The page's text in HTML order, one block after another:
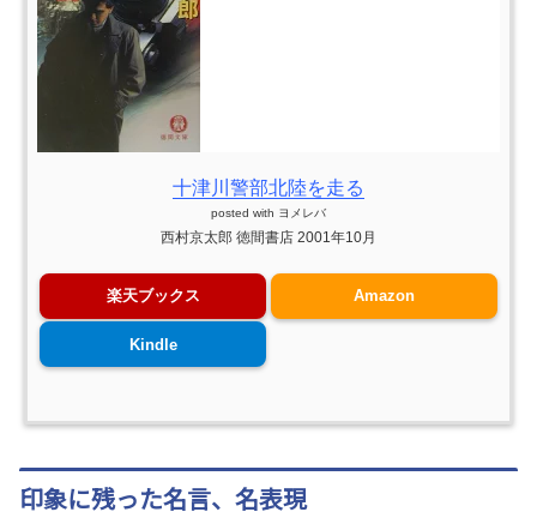
十津川警部北陸を走る
posted with ヨメレバ
西村京太郎 徳間書店 2001年10月
楽天ブックス Amazon
Kindle
印象に残った名言、名表現